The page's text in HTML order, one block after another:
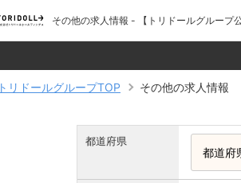
その他の求人情報 - 【トリドールグループ
トリドールグループTOP その他の求人情報
都道府県